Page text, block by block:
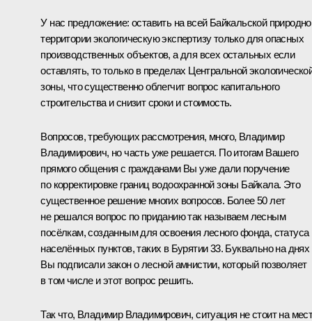
У нас предложение: оставить на всей Байкальской
территории экологическую экспертизу только для опасных
производственных объектов, а для всех остальных если
оставлять, то только в пределах Центральной
зоны, что существенно облегчит вопрос капитального
строительства и снизит сроки и стоимость.
Вопросов, требующих рассмотрения, много, Владимир
Владимирович, но часть уже решается. По итогам Вашего
прямого общения с гражданами Вы уже дали поручение
по корректировке границ водоохранной зоны Байкала. Это
существенное решение многих вопросов. Более 50 лет
не решался вопрос по приданию так называем лесным
посёлкам, созданным для освоения лесного фонда, статуса
населённых пунктов, таких в Бурятии 33. Буквально на днях
Вы подписали закон о лесной амнистии, который позволяет
в том числе и этот вопрос решить.
Так что, Владимир Владимирович, ситуация не стоит на